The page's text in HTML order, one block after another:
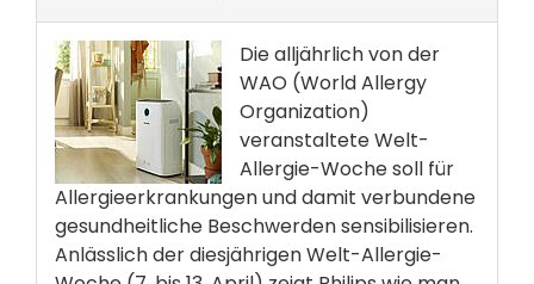
Die alljährlich von der
WAO (World Allergy
Organization)
veranstaltete Welt-
Allergie-Woche soll für
Allergieerkrankungen und damit verbundene
gesundheitliche Beschwerden sensibilisieren.
Anlässlich der diesjährigen Welt-Allergie-